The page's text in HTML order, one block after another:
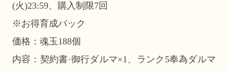
(火)23:59、購入制限7回
※お得育成パック
価格：魂玉188個
内容：契約書·御行ダルマ×1、ランク5奉為ダルマ